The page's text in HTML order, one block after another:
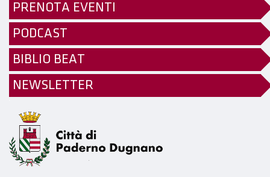
PRENOTA EVENTI
PODCAST
BIBLIO BEAT
NEWSLETTER